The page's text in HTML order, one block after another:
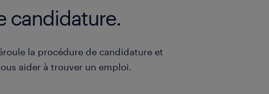
candidature.
la procédure de candidature et
aider à trouver un emploi.